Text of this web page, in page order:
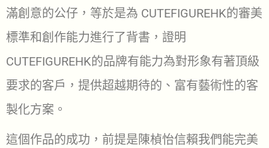
滿創意的公仔，等於是為 CUTEFIGUREHK的審美
標準和創作能力進行了背書，證明
CUTEFIGUREHK的品牌有能力為對形象有著頂級
要求的客戶，提供超越期待的、富有藝術性的客
製化方案。
這個作品的成功，前提是陳楨怡信賴我們能完美